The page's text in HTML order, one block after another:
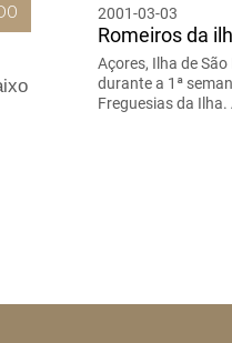
2001-03-03
Romeiros da
Açores, Ilha de
durante a 1ª
Freguesias da